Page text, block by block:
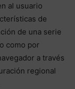
al usuario
de
de una serie
como por
a través
regional